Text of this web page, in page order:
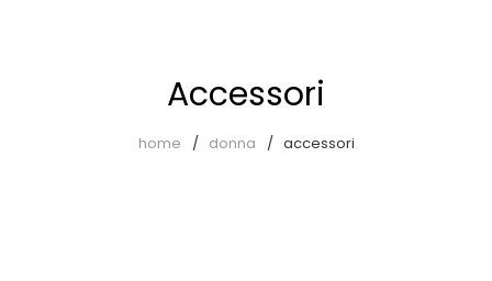
Accessori
home donna accessori